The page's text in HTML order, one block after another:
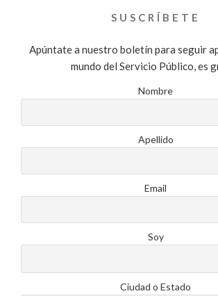
SUSCRÍBETE
Apúntate a nuestro boletín para seguir
mundo del Servicio Público, es
Nombre
Apellido
Email
Soy
Ciudad o Estado